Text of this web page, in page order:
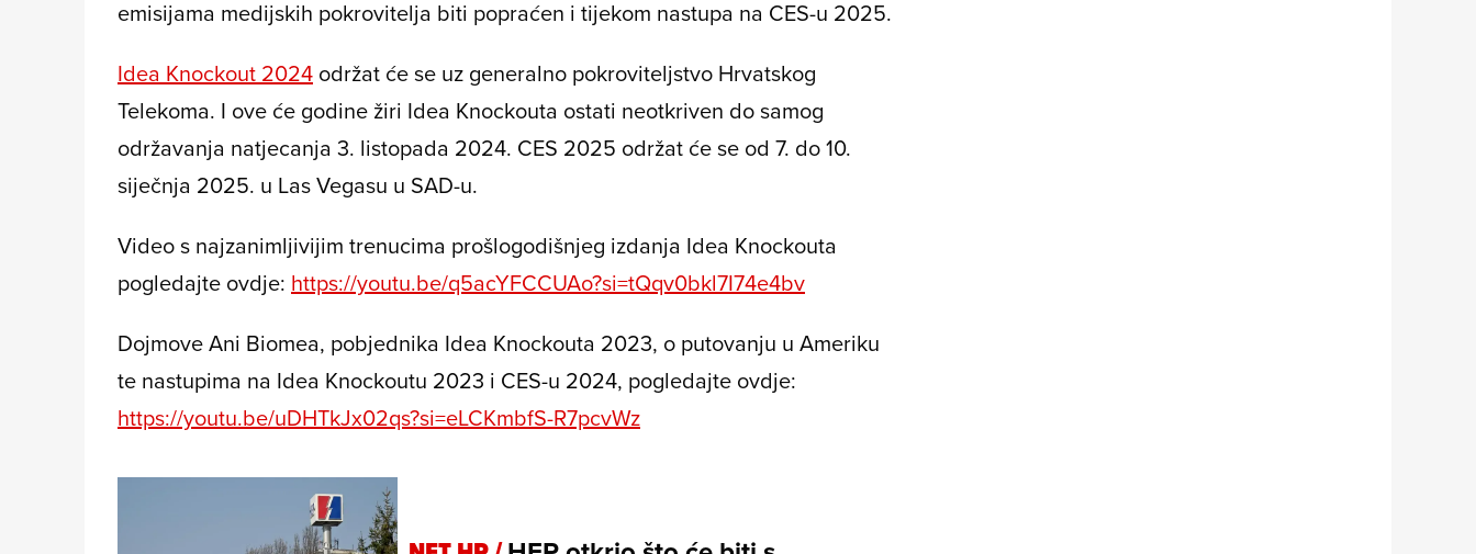
emisijama medijskih pokrovitelja biti popraćen i tijekom nastupa na CES-u 2025.
Idea Knockout 2024 održat će se uz generalno pokroviteljstvo Hrvatskog
Telekoma. I ove će godine žiri Idea Knockouta ostati neotkriven do samog
održavanja natjecanja 3. listopada 2024. CES 2025 održat će se od 7. do 10.
siječnja 2025. u Las Vegasu u SAD-u.
Video s najzanimljivijim trenucima prošlogodišnjeg izdanja Idea Knockouta
pogledajte ovdje: https://youtu.be/q5acYFCCUAo?si=tQqv0bkl7I74e4bv
Dojmove Ani Biomea, pobjednika Idea Knockouta 2023, o putovanju u Ameriku
te nastupima na Idea Knockoutu 2023 i CES-u 2024, pogledajte ovdje:
https://youtu.be/uDHTkJx02qs?si=eLCKmbfS-R7pcvWz